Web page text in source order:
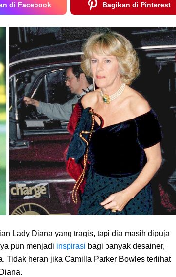
di Facebook Bagikan di Pinterest
Lady Diana yang tragis, tapi dia masih dipuja
pun menjadi inspirasi bagi banyak desainer,
Tidak heran jika Camilla Parker Bowles terlihat